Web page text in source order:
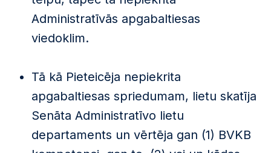
Administratīvās apgabaltiesas
viedoklim.
Tā kā Pieteicēja nepiekrita
apgabaltiesas spriedumam, lietu skatīja
Senāta Administratīvo lietu
departaments un vērtēja gan (1) BVKB